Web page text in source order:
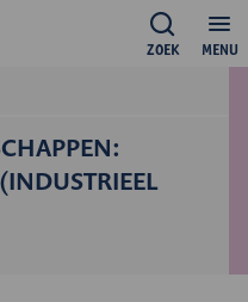
MENU
ZOEK